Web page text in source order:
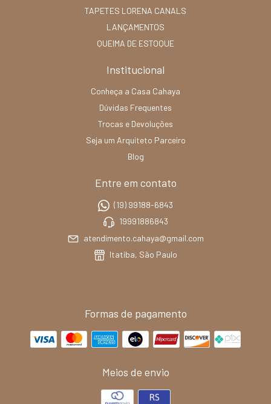
TAPETES LORENA CANALS
LANÇAMENTOS
QUEIMA DE ESTOQUE
Institucional
Conheça a Casa Cahaya
Dúvidas Frequentes
Trocas e Devoluções
Seja um Arquiteto Parceiro
Blog
Entre em contato
(19) 99188-6843
19991886843
atendimento.cahaya@gmail.com
Itatiba, São Paulo
Formas de pagamento
Meios de envio